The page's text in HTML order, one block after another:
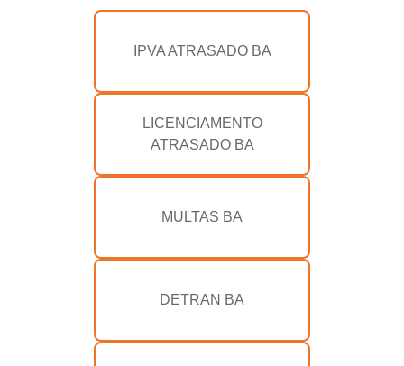
IPVA ATRASADO BA
LICENCIAMENTO
ATRASADO BA
MULTAS BA
DETRAN BA